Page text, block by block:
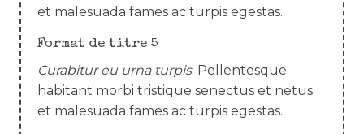
et malesuada fames ac turpis egestas.
Format de titre 5
Curabitur eu urna turpis. Pellentesque
habitant morbi tristique senectus et netus
et malesuada fames ac turpis egestas.